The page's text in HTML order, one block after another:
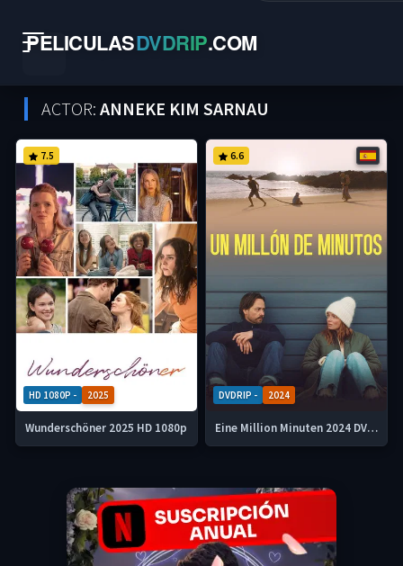
PELICULASDVDRIP.COM
ACTOR: ANNEKE KIM SARNAU
HD 1080P - 2025
7.5
Wunderschöner 2025 HD 1080p
DVDRIP - 2024
6.6
Eine Million Minuten 2024 DVDrip